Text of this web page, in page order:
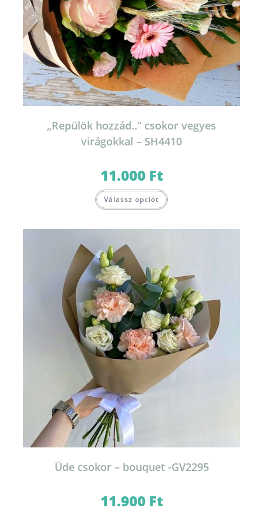
„Repülök hozzád..” csokor vegyes
virágokkal – SH4410
11.000 Ft
Válassz opciót
Üde csokor – bouquet -GV2295
11.900 Ft